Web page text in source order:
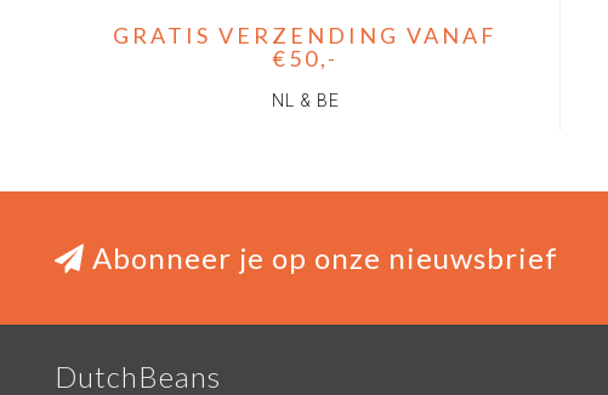
GRATIS VERZENDING VANAF
€50,-
NL & BE
Abonneer je op onze nieuwsbrief
DutchBeans